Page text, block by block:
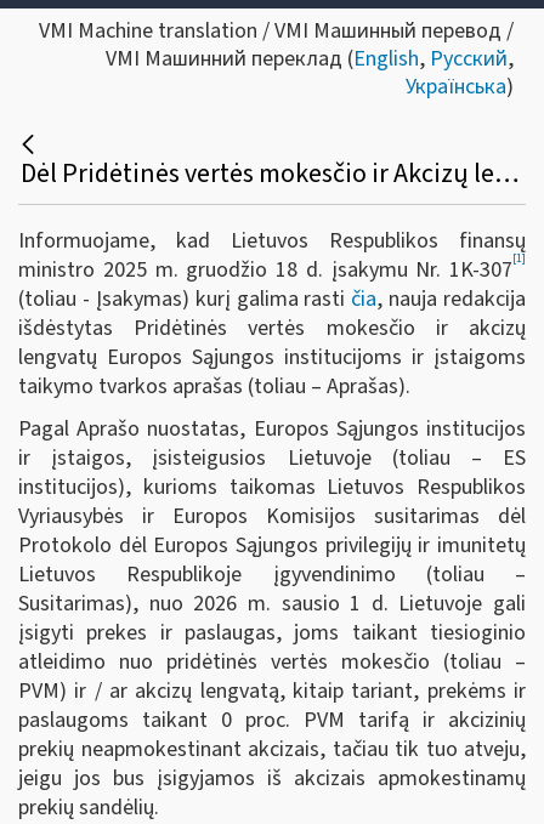
VMI Machine translation / VMI Машинный перевод /
VMI Машинний переклад (English, Русский,
Українська)
Dėl Pridėtinės vertės mokesčio ir Akcizų lengvatų taikymo Europos Sąjungos institucijoms ir įstaigoms
Informuojame, kad Lietuvos Respublikos finansų
ministro 2025 m. gruodžio 18 d. įsakymu Nr. 1K-307[1]
(toliau - Įsakymas) kurį galima rasti čia, nauja redakcija
išdėstytas Pridėtinės vertės mokesčio ir akcizų
lengvatų Europos Sąjungos institucijoms ir įstaigoms
taikymo tvarkos aprašas (toliau – Aprašas).
Pagal Aprašo nuostatas, Europos Sąjungos institucijos
ir įstaigos, įsisteigusios Lietuvoje (toliau – ES
institucijos), kurioms taikomas Lietuvos Respublikos
Vyriausybės ir Europos Komisijos susitarimas dėl
Protokolo dėl Europos Sąjungos privilegijų ir imunitetų
Lietuvos Respublikoje įgyvendinimo (toliau –
Susitarimas), nuo 2026 m. sausio 1 d. Lietuvoje gali
įsigyti prekes ir paslaugas, joms taikant tiesioginio
atleidimo nuo pridėtinės vertės mokesčio (toliau –
PVM) ir / ar akcizų lengvatą, kitaip tariant, prekėms ir
paslaugoms taikant 0 proc. PVM tarifą ir akcizinių
prekių neapmokestinant akcizais, tačiau tik tuo atveju,
jeigu jos bus įsigyjamos iš akcizais apmokestinamų
prekių sandėlių.